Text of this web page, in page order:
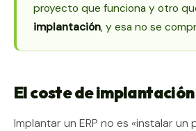
proyecto que funciona y otro
implantación, y esa no se
El coste de
Implantar un ERP no es «instalar un